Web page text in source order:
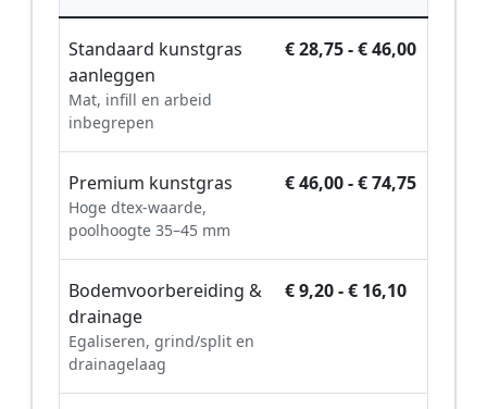
Standaard kunstgras
aanleggen
Mat, infill en arbeid
inbegrepen
€ 28,75 - € 46,00
Premium kunstgras
Hoge dtex-waarde,
poolhoogte 35–45 mm
€ 46,00 - € 74,75
Bodemvoorbereiding &
drainage
Egaliseren, grind/split en
drainagelaag
€ 9,20 - € 16,10